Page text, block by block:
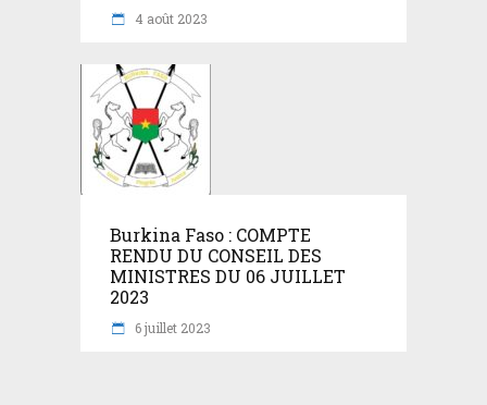
4 août 2023
Burkina Faso : COMPTE
RENDU DU CONSEIL DES
MINISTRES DU 06 JUILLET
2023
6 juillet 2023